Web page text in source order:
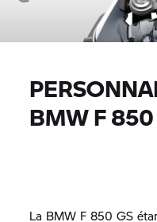
BMWF
La BMW F 850 GS